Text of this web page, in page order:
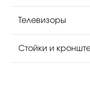
Телевизоры
Стойки и